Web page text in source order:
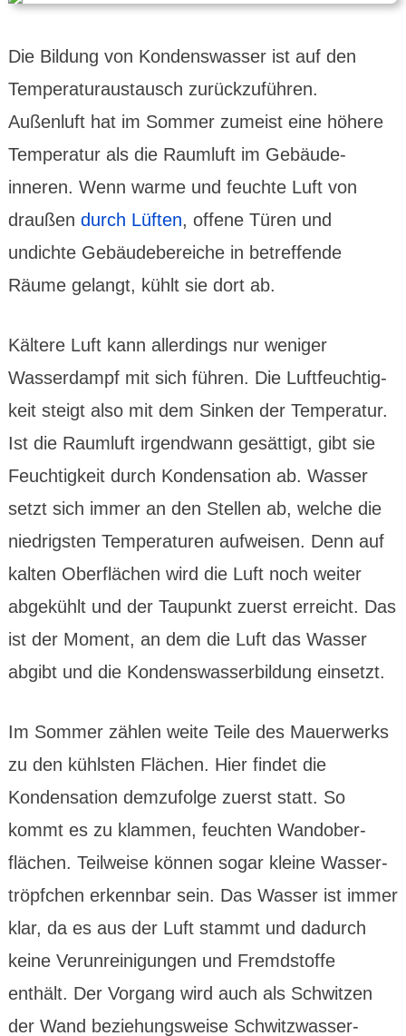
Die Bildung von Kondens­wasser ist auf den
Tempe­ratur­aus­tausch zurück­zuführen.
Außenluft hat im Sommer zumeist eine höhere
Tempe­ratur als die Raum­luft im Gebäude­
inneren. Wenn warme und feuchte Luft von
draußen durch Lüften, offene Türen und
undichte Gebäude­bereiche in betref­fende
Räume gelangt, kühlt sie dort ab.
Kältere Luft kann aller­dings nur weniger
Wasser­dampf mit sich führen. Die Luft­feuchtig­
keit steigt also mit dem Sinken der Tempe­ratur.
Ist die Raum­luft irgend­wann gesät­tigt, gibt sie
Feuch­tig­keit durch Konden­sation ab. Wasser
setzt sich immer an den Stellen ab, welche die
niedrigsten Tempera­turen aufweisen. Denn auf
kalten Ober­flächen wird die Luft noch weiter
abge­kühlt und der Taupunkt zuerst erreicht. Das
ist der Moment, an dem die Luft das Wasser
abgibt und die Kondens­wasser­bildung einsetzt.
Im Sommer zählen weite Teile des Mauer­werks
zu den kühlsten Flächen. Hier findet die
Konden­sation demzu­folge zuerst statt. So
kommt es zu klammen, feuchten Wand­ober­
flächen. Teil­weise können sogar kleine Wasser­
tröpfchen erkenn­bar sein. Das Wasser ist immer
klar, da es aus der Luft stammt und dadurch
keine Verun­reini­gungen und Fremd­stoffe
enthält. Der Vorgang wird auch als Schwitzen
der Wand bezie­hungs­weise Schwitz­wasser­